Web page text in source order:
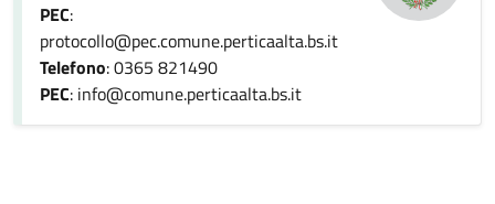
PEC:
protocollo@pec.comune.perticaalta.bs.it
Telefono: 0365 821490
PEC: info@comune.perticaalta.bs.it